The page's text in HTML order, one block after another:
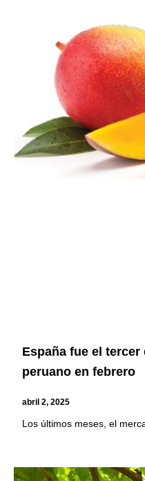
España fue el
peruano en febrero
abril 2, 2025
Los últimos meses, el